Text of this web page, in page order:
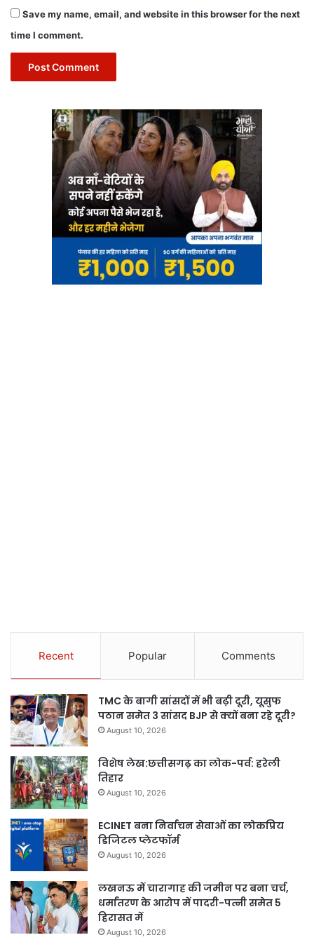
Save my name, email, and website in this browser for the next
time I comment.
Recent Popular Comments
TMC के बागी सांसदों में भी बढ़ी दूरी, यूसुफ
पठान समेत 3 सांसद BJP से क्यों बना रहे दूरी?
August 10, 2026
विशेष लेख:छत्तीसगढ़ का लोक-पर्व: हरेली
तिहार
August 10, 2026
ECINET बना निर्वाचन सेवाओं का लोकप्रिय
डिजिटल प्लेटफॉर्म
August 10, 2026
लखनऊ में चारागाह की जमीन पर बना चर्च,
धर्मांतरण के आरोप में पादरी-पत्नी समेत 5
हिरासत में
August 10, 2026